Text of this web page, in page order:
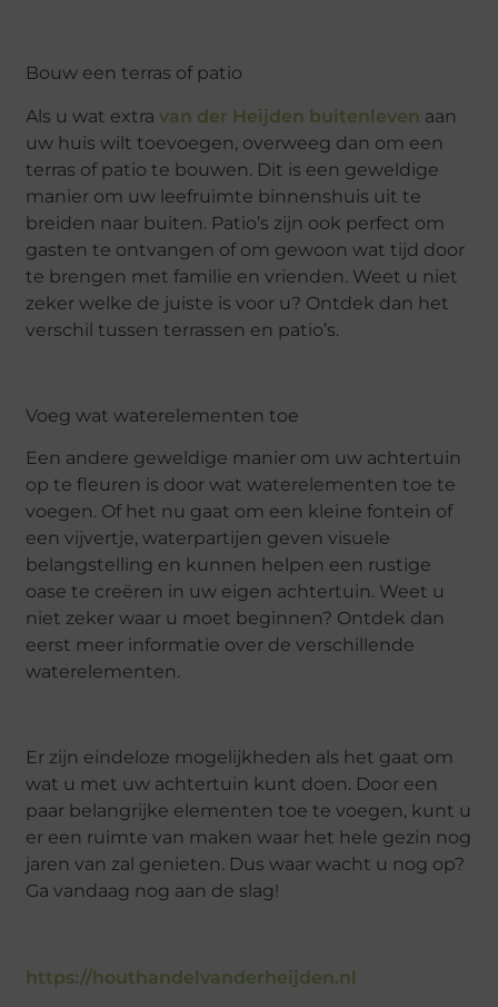
Bouw een terras of patio
Als u wat extravan der Heijden buitenleven aan
uw huis wilt toevoegen, overweeg dan om een
terras of patio te bouwen. Dit is een geweldige
manier om uw leefruimte binnenshuis uit te
breiden naar buiten. Patio’s zijn ook perfect om
gasten te ontvangen of om gewoon wat tijd door
te brengen met familie en vrienden. Weet u niet
zeker welke de juiste is voor u? Ontdek dan het
verschil tussen terrassen en patio’s.
Voeg wat waterelementen toe
Een andere geweldige manier om uw achtertuin
op te fleuren is door wat waterelementen toe te
voegen. Of het nu gaat om een kleine fontein of
een vijvertje, waterpartijen geven visuele
belangstelling en kunnen helpen een rustige
oase te creëren in uw eigen achtertuin. Weet u
niet zeker waar u moet beginnen? Ontdek dan
eerst meer informatie over de verschillende
waterelementen.
Er zijn eindeloze mogelijkheden als het gaat om
wat u met uw achtertuin kunt doen. Door een
paar belangrijke elementen toe te voegen, kunt u
er een ruimte van maken waar het hele gezin nog
jaren van zal genieten. Dus waar wacht u nog op?
Ga vandaag nog aan de slag!
https://houthandelvanderheijden.nl